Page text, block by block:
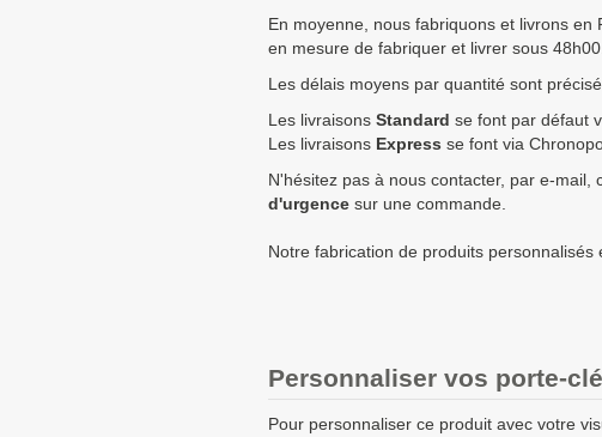
250 0,88 €
500
750 0,75 €
1750 0,69 €
2500 0,65 €
+ de 5000 Porte-clés rond 2 faces
En moyenne, nous fabriquons et livrons en
en mesure de fabriquer et livrer sous 48h00.
Les délais moyens par quantité sont
Les livraisons Standard se font par défaut
Les livraisons Express se font via
N'hésitez pas à nous contacter, par e-
d'urgence sur une commande.
Notre fabrication de produits personnalisés
Personnaliser vos porte-
Pour personnaliser ce produit avec votre